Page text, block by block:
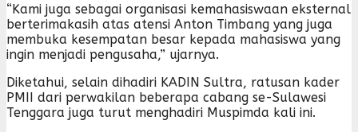
“Kami juga sebagai organisasi kemahasiswaan eksternal
berterimakasih atas atensi Anton Timbang yang juga
membuka kesempatan besar kepada mahasiswa yang
ingin menjadi pengusaha,” ujarnya.
Diketahui, selain dihadiri KADIN Sultra, ratusan kader
PMII dari perwakilan beberapa cabang se-Sulawesi
Tenggara juga turut menghadiri Muspimda kali ini.